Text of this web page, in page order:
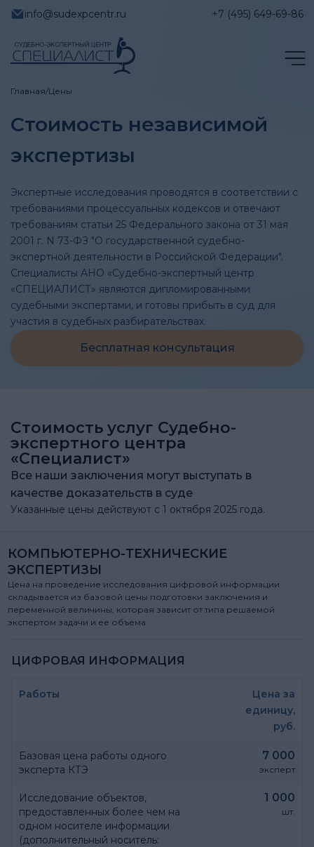
info@sudexpcentr.ru +7 (495) 649-69-86
Главная/Цены
Стоимость независимой
экспертизы
Экспертные исследования проводятся в соответствии с
требованиями процессуальных кодексов и отвечают
требованиям статьи 25 Федерального закона от 31 мая
2001 г. N 73-ФЗ "О государственной судебно-
экспертной деятельности в Российской Федерации".
Специалисты АНО «Судебно-экспертный центр
«СПЕЦИАЛИСТ» являются дипломированными
судебными экспертами, и готовы прибыть в суд для
участия в судебных разбирательствах.
Бесплатная консультация
Стоимость услуг Судебно-
экспертного центра
«Специалист»
Все наши заключения могут выступать в
качестве доказательств в суде
Указанные цены действуют с 1 октября 2025 года.
КОМПЬЮТЕРНО-ТЕХНИЧЕСКИЕ
ЭКСПЕРТИЗЫ
Цена на проведение исследования цифровой информации
складывается из базовой цены подготовки заключения и
переменной величины, которая зависит от типа решаемой
экспертом задачи и ее объема
ЦИФРОВАЯ ИНФОРМАЦИЯ
Работы
Цена за
единицу,
руб.
Базовая цена работы одного
эксперта КТЭ
7 000
эксперт
Исследование объектов,
предоставленных более чем на
одном носителе информации
(дополнительный носитель:
1 000
шт.